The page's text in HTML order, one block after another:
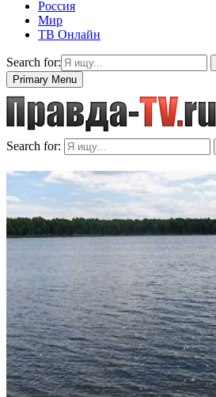
Россия
Мир
ТВ Онлайн
Search for:
Primary Menu
Search for: